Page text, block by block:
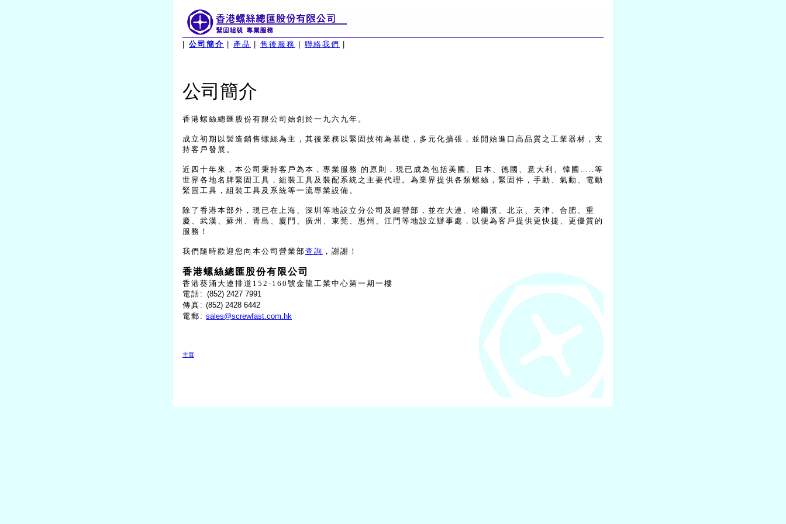
公司簡介 產品 售後服務 聯絡我們
公司簡介
香港螺絲總匯股份有限公司始創於一九六九年。
成立初期以製造銷售螺絲為主，其後業務以緊固技術為基礎，多元化擴張，並開始進口高品質之工業器材，支
持客戶發展。
近四十年來，本公司秉持客戶為本，專業服務 的原則，現已成為包括美國、日本、德國、意大利、韓國…..等
世界各地名牌緊固工具，組裝工具及裝配系統之主要代理。為業界提供各類螺絲，緊固件，手動、氣動、電動
緊固工具，組裝工具及系統等一流專業設備。
除了香港本部外，現已在上海、深圳等地設立分公司及經營部，並在大連、哈爾濱、北京、天津、合肥、重
慶、武漢、蘇州、青島、廈門、廣州、東莞、惠州、江門等地設立辦事處，以便為客戶提供更快捷、更優質的
服務！
我們隨時歡迎您向本公司營業部查詢 ，謝謝！
香港螺絲總匯股份有限公司
香港葵涌大連排道152-160號金龍工業中心第一期一樓
電話 : (852) 2427 7991
傳真 : (852) 2428 6442
電郵 : sales@screwfast.com.hk
主頁